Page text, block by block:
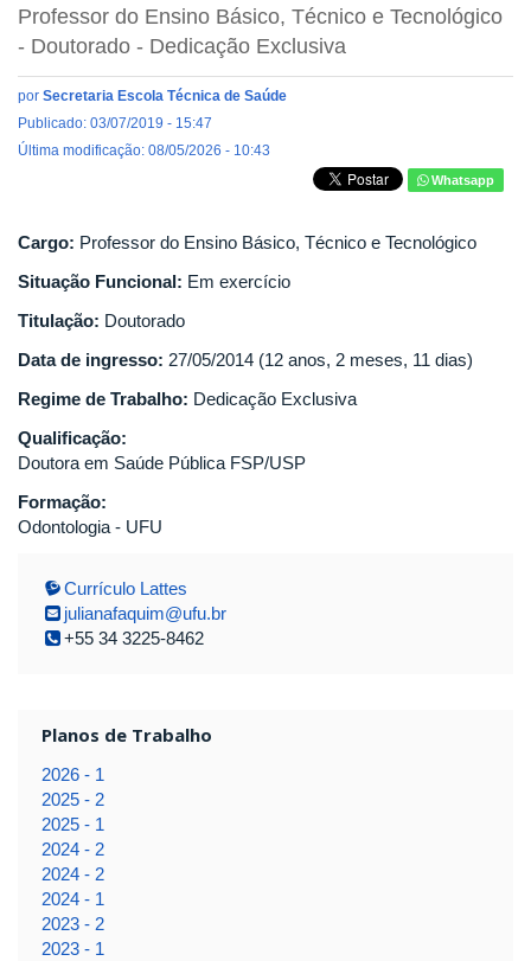
Professor do Ensino Básico, Técnico e Tecnológico
- Doutorado - Dedicação Exclusiva
por Secretaria Escola Técnica de Saúde
Publicado: 03/07/2019 - 15:47
Última modificação: 08/05/2026 - 10:43
Whatsapp
Cargo: Professor do Ensino Básico, Técnico e Tecnológico
Situação Funcional: Em exercício
Titulação: Doutorado
Data de ingresso: 27/05/2014 (12 anos, 2 meses, 11 dias)
Regime de Trabalho: Dedicação Exclusiva
Qualificação:
Doutora em Saúde Pública FSP/USP
Formação:
Odontologia - UFU
Currículo Lattes
julianafaquim@ufu.br
+55 34 3225-8462
Planos de Trabalho
2026 - 1
2025 - 2
2025 - 1
2024 - 2
2024 - 2
2024 - 1
2023 - 2
2023 - 1